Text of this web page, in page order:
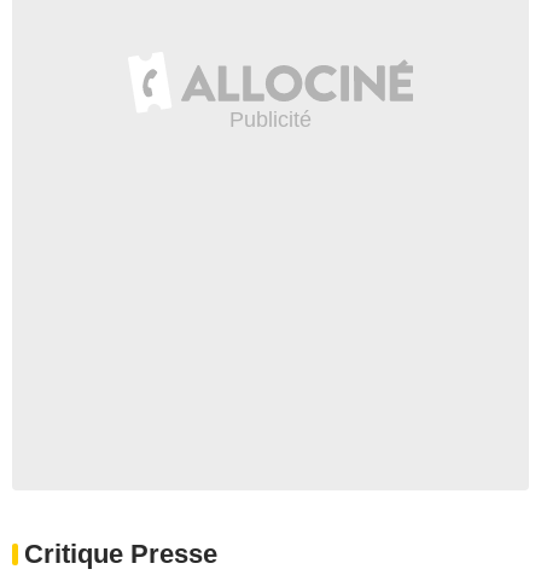
Critique Presse